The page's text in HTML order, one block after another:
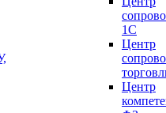
1С
Центр
Центр